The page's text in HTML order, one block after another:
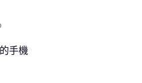
手機